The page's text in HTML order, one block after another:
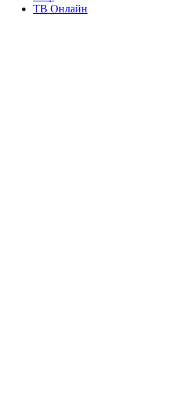
ТВ Онлайн